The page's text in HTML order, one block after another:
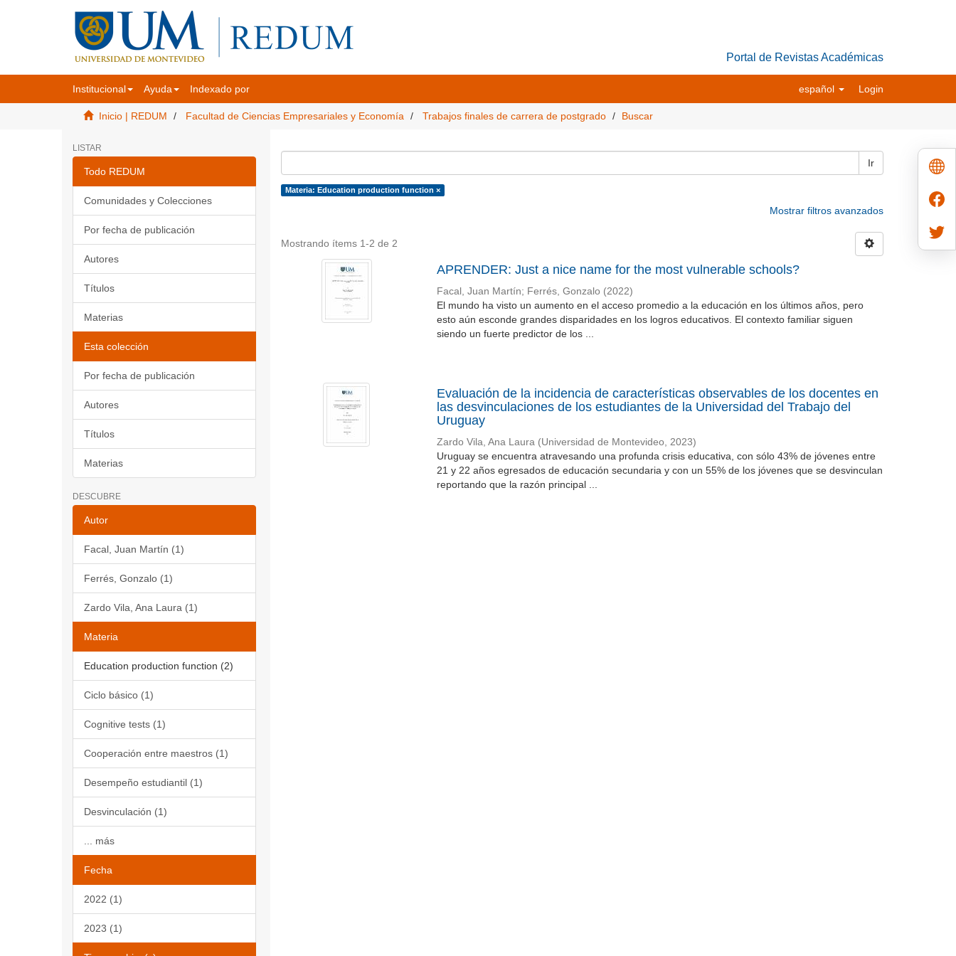
Portal de Revistas Académicas
Institucional Ayuda Indexado por español Login
Inicio | REDUM Facultad de Ciencias Empresariales y Economía Trabajos finales de carrera de postgrado Buscar
LISTAR
Todo REDUM
Comunidades y Colecciones
Por fecha de publicación
Autores
Títulos
Materias
Esta colección
Por fecha de publicación
Autores
Títulos
Materias
DESCUBRE
Autor
Facal, Juan Martín (1)
Ferrés, Gonzalo (1)
Zardo Vila, Ana Laura (1)
Materia
Education production function (2)
Ciclo básico (1)
Cognitive tests (1)
Cooperación entre maestros (1)
Desempeño estudiantil (1)
Desvinculación (1)
... más
Fecha
2022 (1)
2023 (1)
Ir
Materia: Education production function ×
Mostrar filtros avanzados
Mostrando ítems 1-2 de 2
APRENDER: Just a nice name for the most vulnerable schools?
Facal, Juan Martín; Ferrés, Gonzalo (2022)
El mundo ha visto un aumento en el acceso promedio a la educación en los últimos años, pero
esto aún esconde grandes disparidades en los logros educativos. El contexto familiar siguen
siendo un fuerte predictor de los ...
Evaluación de la incidencia de características observables de los docentes en
las desvinculaciones de los estudiantes de la Universidad del Trabajo del
Uruguay
Zardo Vila, Ana Laura (Universidad de Montevideo, 2023)
Uruguay se encuentra atravesando una profunda crisis educativa, con sólo 43% de jóvenes entre
21 y 22 años egresados de educación secundaria y con un 55% de los jóvenes que se desvinculan
reportando que la razón principal ...